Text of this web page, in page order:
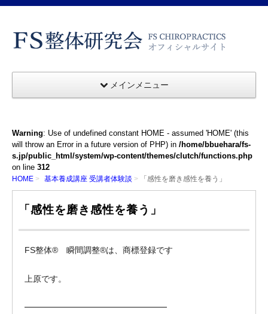
メインメニュー
Warning: Use of undefined constant HOME - assumed 'HOME' (this
will throw an Error in a future version of PHP) in /home/bbuehara/fs-
s.jp/public_html/system/wp-content/themes/clutch/functions.php
on line 312
HOME 基本養成講座 受講者体験談 「感性を磨き感性を養う」
「感性を磨き感性を養う」
FS整体® 瞬間調整®は、商標登録です
上原です。
━━━━━━━━━━━━━━━━━